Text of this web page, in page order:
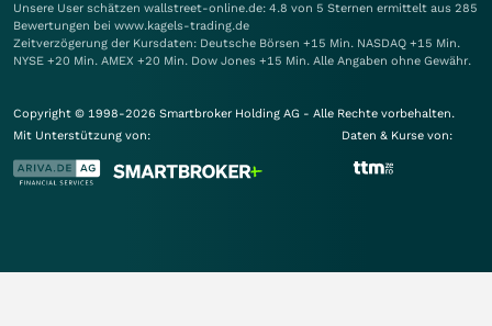
Unsere User schätzen wallstreet-online.de: 4.8 von 5 Sternen ermittelt aus 285
Bewertungen bei www.kagels-trading.de
Zeitverzögerung der Kursdaten: Deutsche Börsen +15 Min. NASDAQ +15 Min.
NYSE +20 Min. AMEX +20 Min. Dow Jones +15 Min. Alle Angaben ohne Gewähr.
Copyright © 1998-2026 Smartbroker Holding AG - Alle Rechte vorbehalten.
Mit Unterstützung von:
Daten & Kurse von: